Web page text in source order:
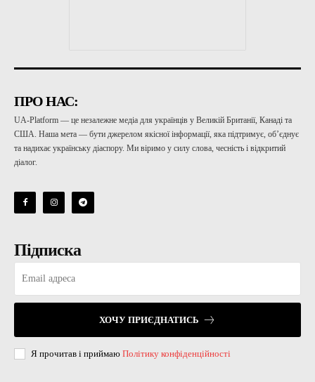
ПРО НАС:
UA-Platform — це незалежне медіа для українців у Великій Британії, Канаді та
США. Наша мета — бути джерелом якісної інформації, яка підтримує, об’єднує
та надихає українську діаспору. Ми віримо у силу слова, чесність і відкритий
діалог.
Підписка
ХОЧУ ПРИЄДНАТИСЬ
Я прочитав і приймаю Політику конфіденційності